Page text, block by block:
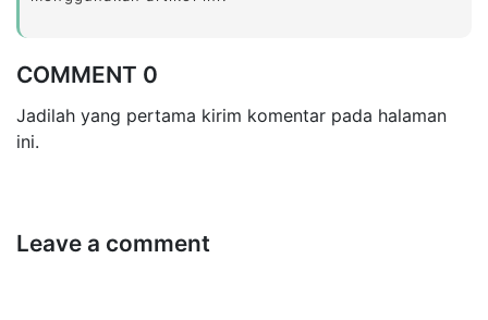
COMMENT 0
Jadilah yang pertama kirim komentar pada halaman
ini.
Leave a comment